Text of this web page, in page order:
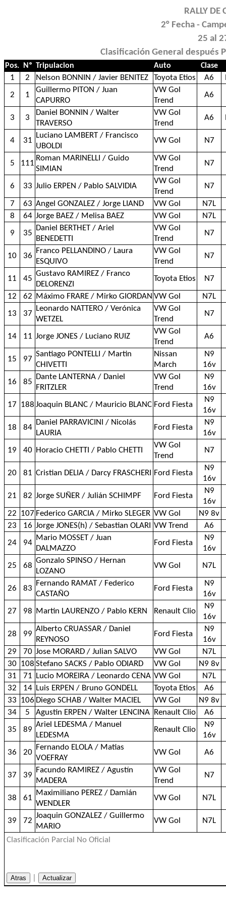
RALLY DE
2° Fecha -
25 al
Clasificación General después
Pos. Nº Tripulacion Auto Clase
1 2 Nelson BONNIN / Javier BENITEZ Toyota Etios A6
2
1
Guillermo PITON / Juan
CAPURRO
VW Gol
Trend
A6
3 3
Daniel BONNIN / Walter
TRAVERSO
VW Gol
Trend
A6
4 31
Luciano LAMBERT / Francisco
UBOLDI
VW Gol N7
5 111
Roman MARINELLI / Guido
SIMIAN
VW Gol
Trend
N7
6 33 Julio ERPEN / Pablo SALVIDIA
VW Gol
Trend
N7
7 63 Angel GONZALEZ / Jorge LIAND VW Gol
N7L
8
64 Jorge BAEZ / Melisa BAEZ VW Gol
N7L
9
35
Daniel BERTHET / Ariel
BENEDETTI
VW Gol
Trend
N7
10 36
Franco PELLANDINO / Laura
ESQUIVO
VW Gol
Trend
N7
11 45
Gustavo RAMIREZ / Franco
DELORENZI
Toyota Etios N7
12 62 Máximo FRARE / Mirko GIORDAN VW Gol
N7L
13
37
Leonardo NATTERO / Verónica
WETZEL
VW Gol
Trend
N7
14 11 Jorge JONES / Luciano RUIZ
VW Gol
Trend
A6
15 97
Santiago PONTELLI / Martin
CHIVETTI
Nissan
March
N9
16v
16
85
Dante LANTERNA / Daniel
FRITZLER
VW Gol
Trend
N9
16v
17 188 Joaquin BLANC / Mauricio BLANC Ford Fiesta
N9
16v
18
84
Daniel PARRAVICINI / Nicolás
LAURIA
Ford Fiesta
N9
16v
19
40 Horacio CHETTI / Pablo CHETTI
VW Gol
Trend
N7
20 81 Cristian DELIA / Darcy FRASCHERI Ford Fiesta
N9
16v
21
82 Jorge SUÑER / Julián SCHIMPF Ford Fiesta
N9
16v
22 107 Federico GARCIA / Mirko SLEGER VW Gol
N9 8v
23
16 Jorge JONES(h) / Sebastian OLARI VW Trend
A6
24
94
Mario MOSSET / Juan
DALMAZZO
Ford Fiesta
N9
16v
25
68
Gonzalo SPINSO / Hernan
LOZANO
VW Gol N7L
26 83
Fernando RAMAT / Federico
CASTAÑO
Ford Fiesta
N9
16v
27
98 Martin LAURENZO / Pablo KERN Renault Clio
N9
16v
28
99
Alberto CRUASSAR / Daniel
REYNOSO
Ford Fiesta
N9
16v
29
70 Jose MORARD / Julian SALVO VW Gol
N7L
30 108 Stefano SACKS / Pablo ODIARD VW Gol
N9 8v
31
71 Lucio MOREIRA / Leonardo CENA VW Gol
N7L
32
14 Luis ERPEN / Bruno GONDELL Toyota Etios
A6
33 106 Diego SCHAB / Walter MACIEL VW Gol
N9 8v
34
5 Agustin ERPEN / Walter LENCINA Renault Clio
A6
35
89
Ariel LEDESMA / Manuel
LEDESMA
Renault Clio
N9
16v
36
20
Fernando ELOLA / Matias
VOEFRAY
VW Gol A6
37 39
Facundo RAMIREZ / Agustín
MADERA
VW Gol
Trend
N7
38 61
Maximiliano PEREZ / Damián
WENDLER
VW Gol N7L
39 72
Joaquin GONZALEZ / Guillermo
MARIO
VW Gol N7L
Clasificación Parcial No Oficial